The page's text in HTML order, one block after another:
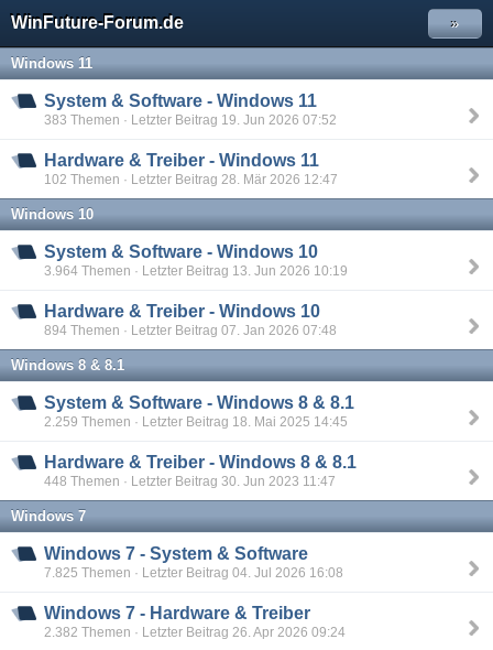
WinFuture-Forum.de »
Windows 11
System & Software - Windows 11
383 Themen · Letzter Beitrag 19. Jun 2026 07:52
Hardware & Treiber - Windows 11
102 Themen · Letzter Beitrag 28. Mär 2026 12:47
Windows 10
System & Software - Windows 10
3.964 Themen · Letzter Beitrag 13. Jun 2026 10:19
Hardware & Treiber - Windows 10
894 Themen · Letzter Beitrag 07. Jan 2026 07:48
Windows 8 & 8.1
System & Software - Windows 8 & 8.1
2.259 Themen · Letzter Beitrag 18. Mai 2025 14:45
Hardware & Treiber - Windows 8 & 8.1
448 Themen · Letzter Beitrag 30. Jun 2023 11:47
Windows 7
Windows 7 - System & Software
7.825 Themen · Letzter Beitrag 04. Jul 2026 16:08
Windows 7 - Hardware & Treiber
2.382 Themen · Letzter Beitrag 26. Apr 2026 09:24